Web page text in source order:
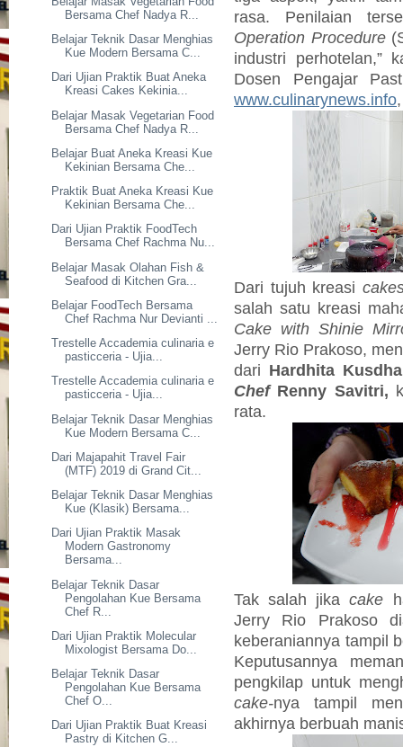
Bersama Chef Nadya R...
Belajar Teknik Dasar Menghias
Kue Modern Bersama C...
Dari Ujian Praktik Buat Aneka
Kreasi Cakes Kekinia...
Belajar Masak Vegetarian Food
Bersama Chef Nadya R...
Belajar Buat Aneka Kreasi Kue
Kekinian Bersama Che...
Praktik Buat Aneka Kreasi Kue
Kekinian Bersama Che...
Dari Ujian Praktik FoodTech
Bersama Chef Rachma Nu...
Belajar Masak Olahan Fish &
Seafood di Kitchen Gra...
Belajar FoodTech Bersama
Chef Rachma Nur Devianti ...
Trestelle Accademia culinaria e
pasticceria - Ujia...
Trestelle Accademia culinaria e
pasticceria - Ujia...
Belajar Teknik Dasar Menghias
Kue Modern Bersama C...
Dari Majapahit Travel Fair
(MTF) 2019 di Grand Cit...
Belajar Teknik Dasar Menghias
Kue (Klasik) Bersama...
Dari Ujian Praktik Masak
Modern Gastronomy
Bersama...
Belajar Teknik Dasar
Pengolahan Kue Bersama
Chef R...
Dari Ujian Praktik Molecular
Mixologist Bersama Do...
Belajar Teknik Dasar
Pengolahan Kue Bersama
Chef O...
Dari Ujian Praktik Buat Kreasi
Pastry di Kitchen G...
rasa. Penilaian
Operation Procedure
industri perhotelan,”
Dosen Pengajar
www.culinarynews.info
Dari tujuh kreasi
salah satu kreasi
Cake with Shinie
Jerry Rio Prakoso,
dari Hardhita
Chef Renny Savitri,
rata.
Tak salah jikacake
Jerry Rio Prakoso
keberaniannya tampil
Keputusannya
pengkilap untuk
cake-nya tampil
akhirnya berbuah